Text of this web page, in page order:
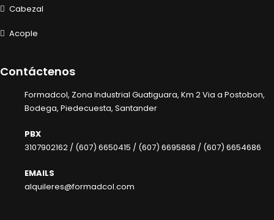
Cabezal
Acople
Contáctenos
Formadcol, Zona Industrial Guatiguara, Km 2 Via a Postobon,
Bodega, Piedecuesta, Santander
PBX
3107902162 / (607) 6650415 / (607) 6695868 / (607) 6654686
EMAILS
alquileres@formadcol.com